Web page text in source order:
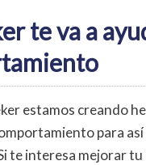
te va a
estamos creando
para
te interesa mejorar